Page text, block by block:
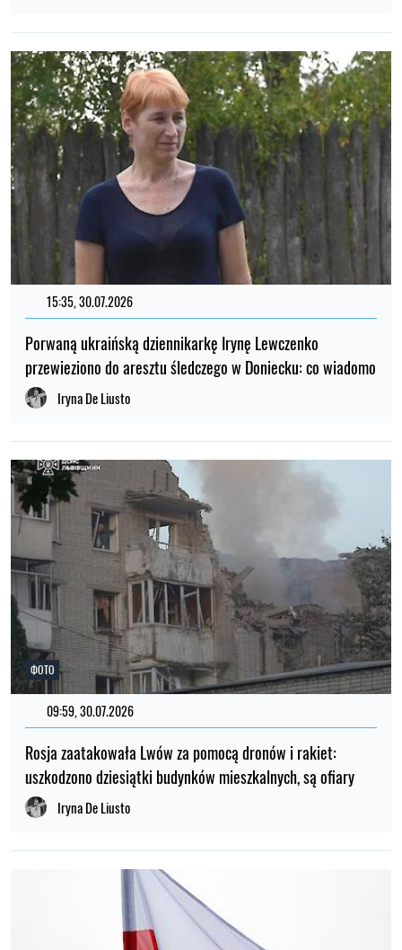
15:35, 30.07.2026
Porwaną ukraińską dziennikarkę Irynę Lewczenko
przewieziono do aresztu śledczego w Doniecku: co wiadomo
Iryna De Liusto
ФОТО
09:59, 30.07.2026
Rosja zaatakowała Lwów za pomocą dronów i rakiet:
uszkodzono dziesiątki budynków mieszkalnych, są ofiary
Iryna De Liusto